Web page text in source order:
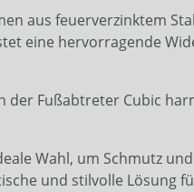
aus feuerverzinktem
eine hervorragende
Fußabtreter Cubic
Wahl, um Schmutz
und stilvolle Lösung